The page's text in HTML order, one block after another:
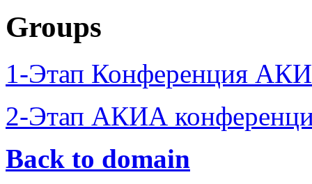
Groups
1-Этап Конференция
2-Этап АКИА
Back to domain